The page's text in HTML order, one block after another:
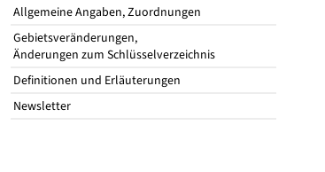
Allgemeine Angaben, Zuordnungen
Gebietsveränderungen,
Änderungen zum Schlüsselverzeichnis
Definitionen und Erläuterungen
Newsletter